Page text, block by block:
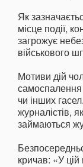
Як
місце події,
загрожує
військового
Мотиви дій
самоспалення
чи інших
журналістів,
займаються
кричав: «У цій